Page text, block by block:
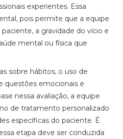
experientes. Essa
pois permite que a equipe
a gravidade do vício e
mental ou física que
sobre hábitos, o uso de
questões emocionais e
nessa avaliação, a equipe
de tratamento personalizado
específicas do paciente. É
etapa deve ser conduzida